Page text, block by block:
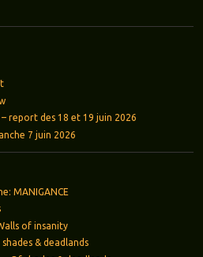
– report des 18 et 19 juin 2026
7 juin 2026
MANIGANCE
of insanity
& deadlands